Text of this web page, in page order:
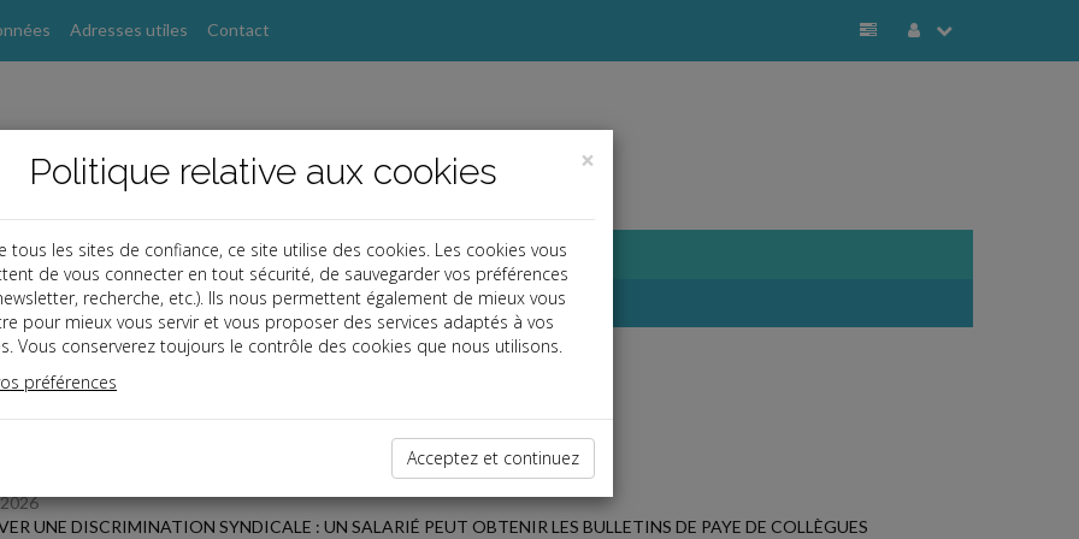
Adresses utiles Contact
dernières dépêches
UNE DISCRIMINATION SYNDICALE : UN SALARIÉ PEUT OBTENIR LES BULLETINS DE PAYE DE COLLÈGUES
×
Politique relative aux cookies
tous les sites de confiance, ce site utilise des cookies. Les cookies vous
de vous connecter en tout sécurité, de sauvegarder vos préférences
recherche, etc.). Ils nous permettent également de mieux vous
pour mieux vous servir et vous proposer des services adaptés à vos
Vous conserverez toujours le contrôle des cookies que nous utilisons.
préférences
Acceptez et continuez